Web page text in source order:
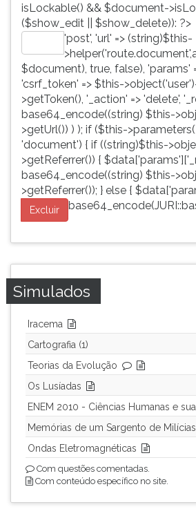
isLockable() && $document-
($show_edit || $show_delete)): ?>
'post', 'url' => (string)$this-
$document), true, false), 'params'
'csrf_token' => $this-
>getToken(), '_action' => 'delete',
base64_encode((string) $this-
>getUrl()) ) ); if ($this-
'document') { if ((string)$this-
>getReferrer()) {
base64_encode((string) $this-
>getReferrer()); } else {
Excluir
Simulados
Iracema
Cartografia (1)
Teorias da Evolução
Os Lusíadas
ENEM 2010 - Ciências Humanas e suas
Memórias de um Sargento de Milícias
Ondas Eletromagnéticas
Com questões comentadas.
Com conteúdo específico no site.